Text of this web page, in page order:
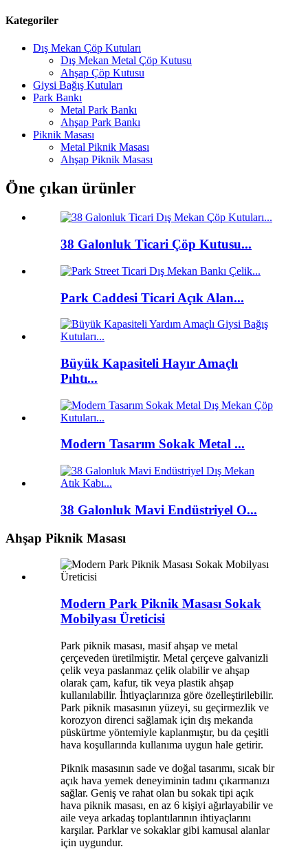
Kategoriler
Dış Mekan Çöp Kutuları
Dış Mekan Metal Çöp Kutusu
Ahşap Çöp Kutusu
Giysi Bağış Kutuları
Park Bankı
Metal Park Bankı
Ahşap Park Bankı
Piknik Masası
Metal Piknik Masası
Ahşap Piknik Masası
Öne çıkan ürünler
38 Galonluk Ticari Çöp Kutusu...
Park Caddesi Ticari Açık Alan...
Büyük Kapasiteli Hayır Amaçlı
Pıhtı...
Modern Tasarım Sokak Metal ...
38 Galonluk Mavi Endüstriyel O...
Ahşap Piknik Masası
Modern Park Piknik Masası Sokak
Mobilyası Üreticisi
Park piknik masası, masif ahşap ve metal
çerçeveden üretilmiştir. Metal çerçeve galvanizli
çelik veya paslanmaz çelik olabilir ve ahşap
olarak çam, kafur, tik veya plastik ahşap
kullanılabilir. İhtiyaçlarınıza göre özelleştirilebilir.
Park piknik masasının yüzeyi, su geçirmezlik ve
korozyon direnci sağlamak için dış mekanda
püskürtme yöntemiyle kaplanmıştır, bu da çeşitli
hava koşullarında kullanıma uygun hale getirir.
Piknik masasının sade ve doğal tasarımı, sıcak bir
açık hava yemek deneyiminin tadını çıkarmanızı
sağlar. Geniş ve rahat olan bu sokak tipi açık
hava piknik masası, en az 6 kişiyi ağırlayabilir ve
aile veya arkadaş toplantılarının ihtiyaçlarını
karşılar. Parklar ve sokaklar gibi kamusal alanlar
için uygundur.